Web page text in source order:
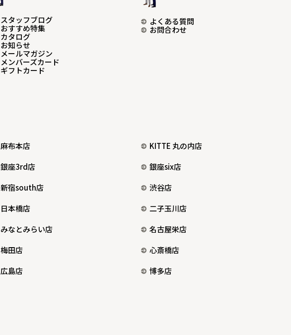
スタッフブログ
おすすめ特集
カタログ
お知らせ
メールマガジン
メンバーズカード
ギフトカード
よくある質問
お問合わせ
麻布本店
KITTE 丸の内店
銀座3rd店
銀座six店
新宿south店
渋谷店
日本橋店
二子玉川店
みなとみらい店
名古屋栄店
梅田店
心斎橋店
広島店
博多店